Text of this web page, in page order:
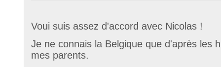
Voui suis assez d'accord avec Nicolas !
Je ne connais la Belgique que d'après les
mes parents.